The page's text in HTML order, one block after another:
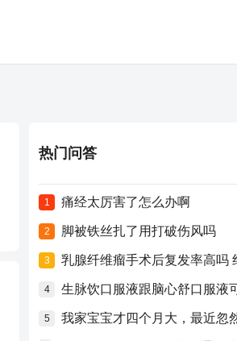
热门问答
1 痛经太厉害了怎么办啊
2 脚被铁丝扎了用打破伤风吗
3 乳腺纤维瘤手术后复发率高吗
4 生脉饮口服液跟脑心舒口服液
5 我家宝宝才四个月大，最近忽